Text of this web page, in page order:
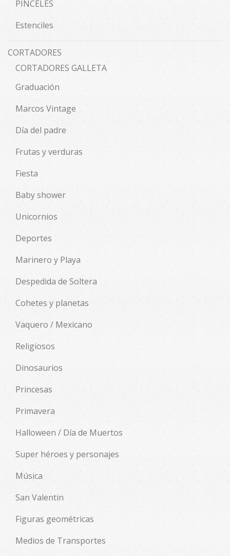
PINCELES
Estenciles
CORTADORES
CORTADORES GALLETA
Graduación
Marcos Vintage
Día del padre
Frutas y verduras
Fiesta
Baby shower
Unicornios
Deportes
Marinero y Playa
Despedida de Soltera
Cohetes y planetas
Vaquero / Mexicano
Religiosos
Dinosaurios
Princesas
Primavera
Halloween / Día de Muertos
Super héroes y personajes
Música
San Valentin
Figuras geométricas
Medios de Transportes